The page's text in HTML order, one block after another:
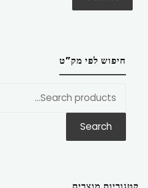
חיפוש לפי מק”ט
Search